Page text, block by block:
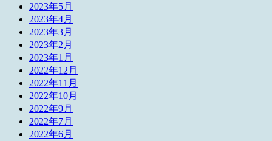
2023年5月
2023年4月
2023年3月
2023年2月
2023年1月
2022年12月
2022年11月
2022年10月
2022年9月
2022年7月
2022年6月